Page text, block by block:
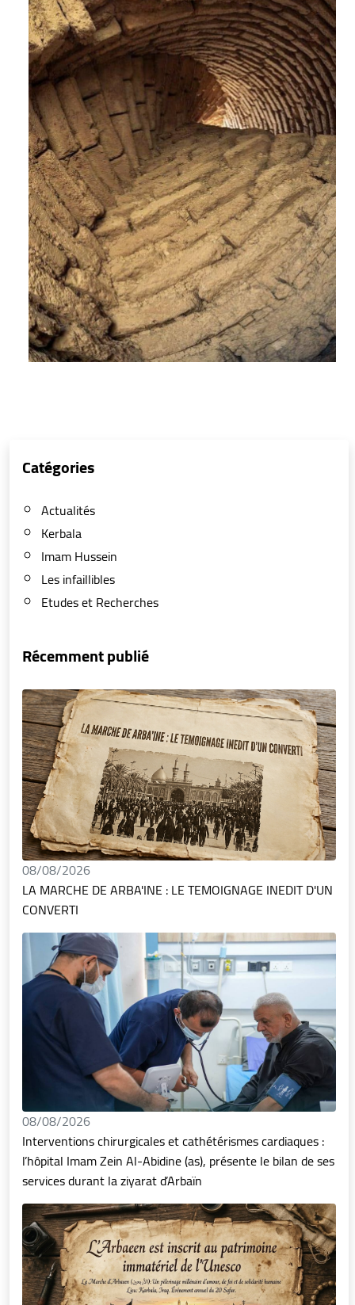
Catégories
Actualités
Kerbala
Imam Hussein
Les infaillibles
Etudes et Recherches
Récemment publié
08/08/2026
LA MARCHE DE ARBA'INE : LE TEMOIGNAGE INEDIT D'UN
CONVERTI
08/08/2026
Interventions chirurgicales et cathétérismes cardiaques :
l’hôpital Imam Zein Al-Abidine (as), présente le bilan de ses
services durant la ziyarat d’Arbaïn